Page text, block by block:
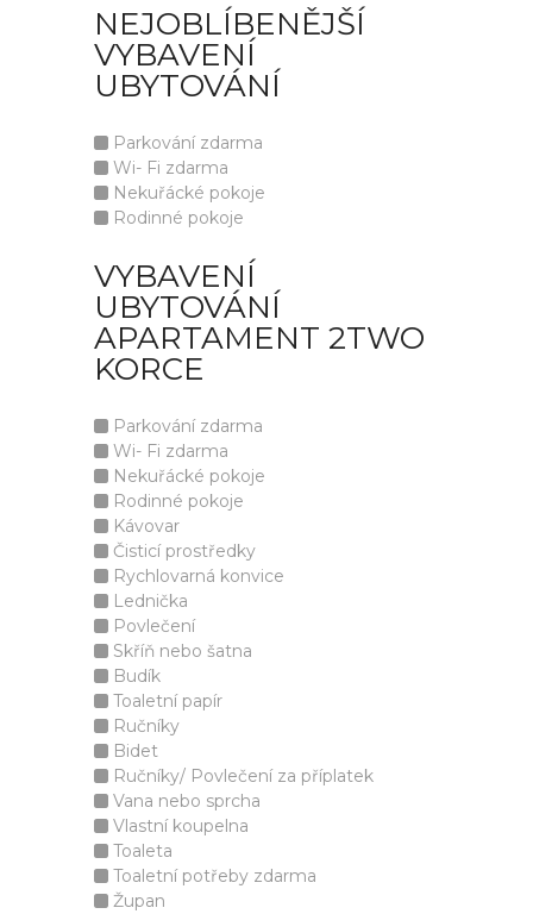
NEJOBLÍBENĚJŠÍ
VYBAVENÍ
UBYTOVÁNÍ
Parkování zdarma
Wi- Fi zdarma
Nekuřácké pokoje
Rodinné pokoje
VYBAVENÍ
UBYTOVÁNÍ
APARTAMENT 2TWO
KORCE
Parkování zdarma
Wi- Fi zdarma
Nekuřácké pokoje
Rodinné pokoje
Kávovar
Čisticí prostředky
Rychlovarná konvice
Lednička
Povlečení
Skříň nebo šatna
Budík
Toaletní papír
Ručníky
Bidet
Ručníky/ Povlečení za příplatek
Vana nebo sprcha
Vlastní koupelna
Toaleta
Toaletní potřeby zdarma
Župan